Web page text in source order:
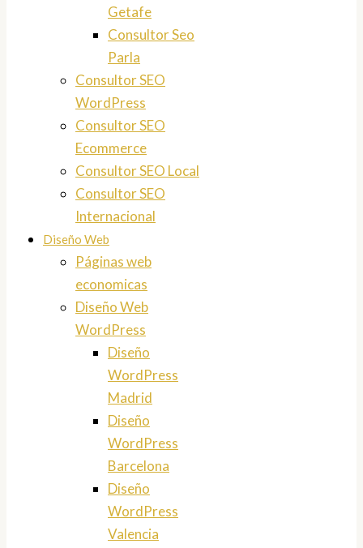
Getafe
Consultor Seo
Parla
Consultor SEO
WordPress
Consultor SEO
Ecommerce
Consultor SEO Local
Consultor SEO
Internacional
Diseño Web
Páginas web
economicas
Diseño Web
WordPress
Diseño
WordPress
Madrid
Diseño
WordPress
Barcelona
Diseño
WordPress
Valencia